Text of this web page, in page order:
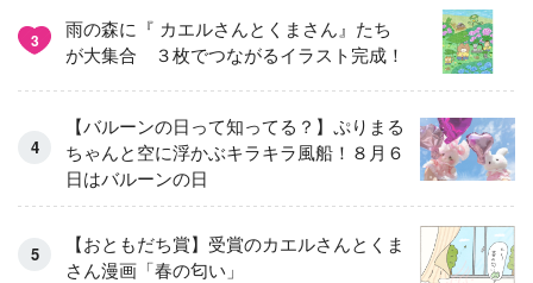
3
雨の森に『 カエルさんとくまさん』たち
が大集合 ３枚でつながるイラスト完成！
【バルーンの日って知ってる？】ぷりまる
ちゃんと空に浮かぶキラキラ風船！８月６
日はバルーンの日
【おともだち賞】受賞のカエルさんとくま
さん漫画「春の匂い」